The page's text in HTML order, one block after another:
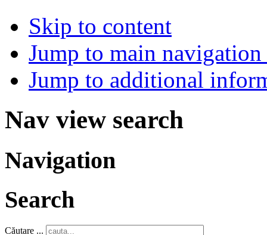
Skip to content
Jump to main
Jump to additional
Nav view search
Navigation
Search
Căutare ...